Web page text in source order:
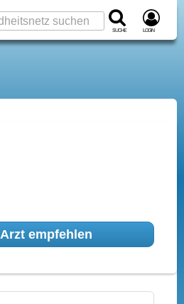
Suche Login
Arzt empfehlen